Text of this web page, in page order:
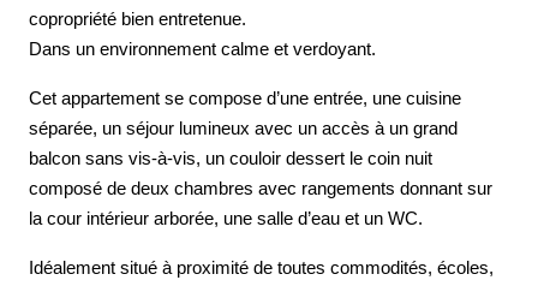
copropriété bien entretenue.
Dans un environnement calme et verdoyant.
Cet appartement se compose d’une entrée, une cuisine
séparée, un séjour lumineux avec un accès à un grand
balcon sans vis-à-vis, un couloir dessert le coin nuit
composé de deux chambres avec rangements donnant sur
la cour intérieur arborée, une salle d’eau et un WC.
Idéalement situé à proximité de toutes commodités, écoles,